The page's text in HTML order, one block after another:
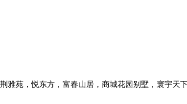
雅苑，悦东方，富春山居，商城花园别墅，寰宇天